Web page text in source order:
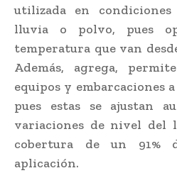
utilizada en
lluvia o polvo, pues
temperatura que van
Además, agrega,
equipos y embarcaciones
pues estas se ajustan
variaciones de nivel del
cobertura de un 91%
aplicación.